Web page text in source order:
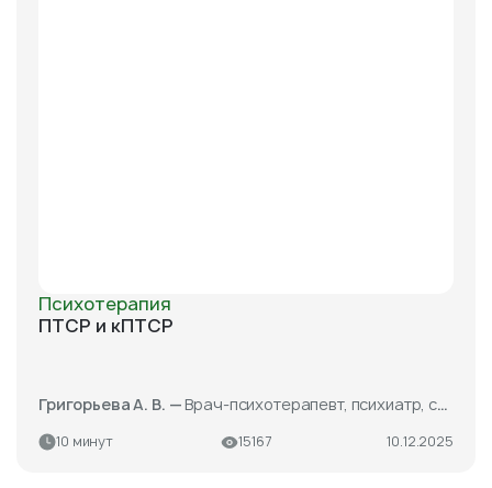
Психотерапия
ПТСР и кПТСР
Григорьева А. В. — Врач-психотерапевт, психиатр, сексолог
10 минут 15167 10.12.2025